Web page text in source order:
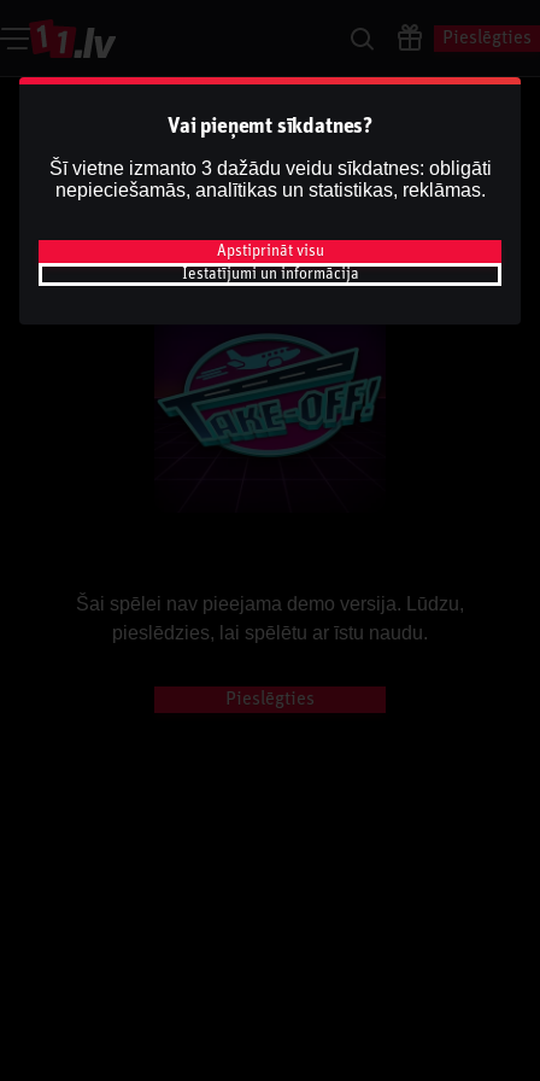
Pieslēgties
Šai spēlei nav pieejama demo versija. Lūdzu,
pieslēdzies, lai spēlētu ar īstu naudu.
Pieslēgties
Vai pieņemt sīkdatnes?
Šī vietne izmanto 3 dažādu veidu sīkdatnes: obligāti
nepieciešamās, analītikas un statistikas, reklāmas.
Apstiprināt visu
Iestatījumi un informācija